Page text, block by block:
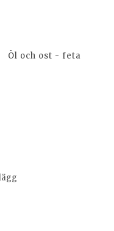
Öl och ost - feta